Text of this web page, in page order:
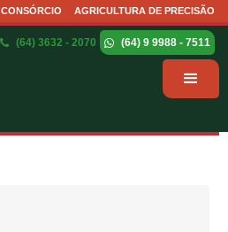
CONSÓRCIO AGRICULTURA DE PRECISÃO
(64) 3632 - 2070 (64) 9 9988 - 7511